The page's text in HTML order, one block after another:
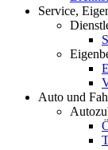
Service,
Auto und